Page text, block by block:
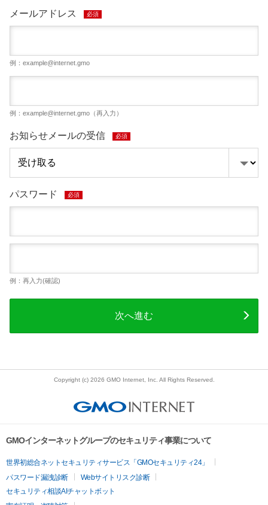
メールアドレス 必須
例： example@internet.gmo
例： example@internet.gmo （再入力）
お知らせメールの受信 必須
パスワード 必須
例：再入力(確認)
次へ進む
Copyright (c) 2026 GMO Internet, Inc. All Rights Reserved.
GMOインターネットグループのセキュリティ事業について
世界初総合ネットセキュリティサービス「GMOセキュリティ24」
パスワード漏洩診断
Webサイトリスク診断
セキュリティ相談AIチャットボット